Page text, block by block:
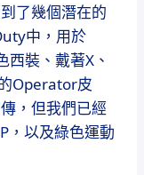
了幾個潛在的
中，用於
裝、戴著X、
Operator皮
，但我們已經
，以及綠色運動